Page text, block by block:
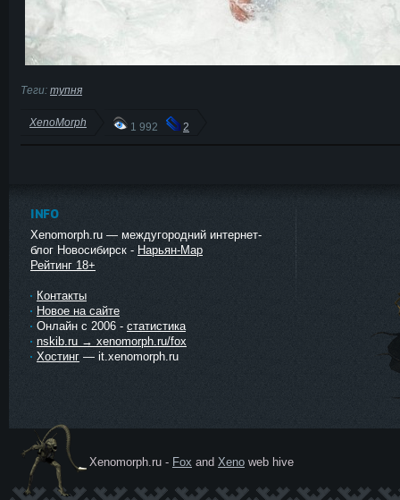
Теги: тупня
XenoMorph 1 992 2
INFO
Xenomorph.ru — междугородний интернет-
блог Новосибирск - Нарьян-Мар
Рейтинг 18+
Контакты
Новое на сайте
Онлайн с 2006 - статистика
nskib.ru → xenomorph.ru/fox
Хостинг — it.xenomorph.ru
Xenomorph.ru - Fox and Xeno web hive